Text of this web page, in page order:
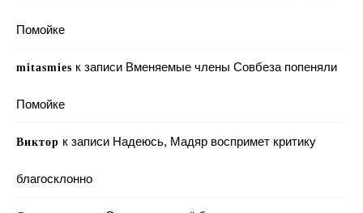
Помойке
mitasmies к записи Вменяемые члены Совбеза попеняли
Помойке
Виктор к записи Надеюсь, Мадяр воспримет критику
благосклонно